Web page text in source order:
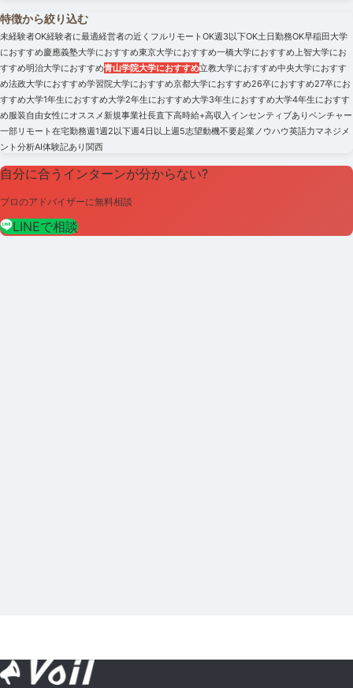
特徴から絞り込む
未経験者OK経験者に最適経営者の近く フルリモートOK週3以下OK土日勤務OK早稲田大学
におすすめ慶應義塾大学におすすめ東京大学におすすめ一橋大学におすすめ上智大学にお
すすめ明治大学におすすめ青山学院大学におすすめ立教大学におすすめ中央大学におすす
め法政大学におすすめ学習院大学におすすめ京都大学におすすめ26卒におすすめ27卒にお
すすめ大学1年生におすすめ大学2年生におすすめ大学3年生におすすめ大学4年生におすす
め服装自由女性にオススメ新規事業社長直下高時給+高収入 インセンティブありベンチャー
一部リモート在宅勤務週1週2以下週4日以上週5志望動機不要起業ノウハウ英語力マネジメ
ント分析AI体験記あり関西
自分に合うインターンが分からない?
プロのアドバイザーに無料相談
LINEで相談